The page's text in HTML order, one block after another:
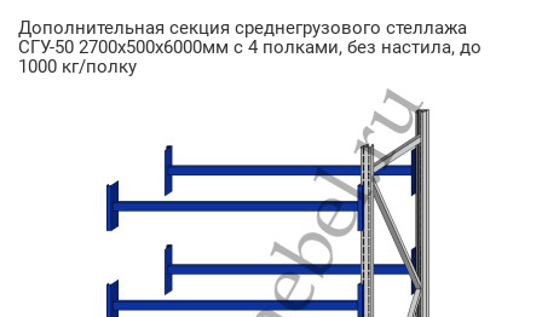
Дополнительная секция среднегрузового стеллажа
СГУ-50 2700х500х6000мм с 4 полками, без настила, до
1000 кг/полку